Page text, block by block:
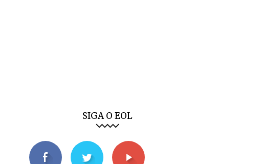
SIGA O EOL